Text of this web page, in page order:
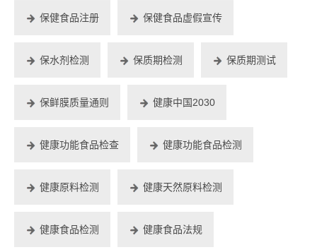
保健食品注册 保健食品虚假宣传
保水剂检测 保质期检测 保质期测试
保鲜膜质量通则 健康中国2030
健康功能食品检查 健康功能食品检测
健康原料检测 健康天然原料检测
健康食品检测 健康食品法规